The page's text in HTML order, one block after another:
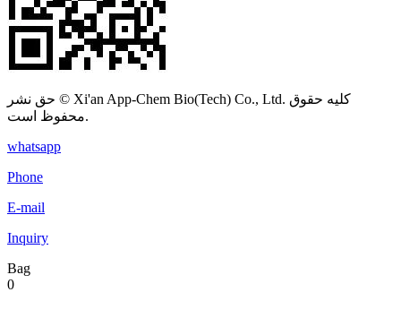
حق نشر © Xi'an App-Chem Bio(Tech) Co., Ltd. کلیه حقوق
محفوظ است.
whatsapp
Phone
E-mail
Inquiry
Bag
0